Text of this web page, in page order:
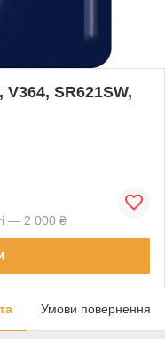
SR621SW,
— 2 000 ₴
Умови повернення